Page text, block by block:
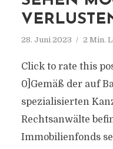
28. Juni 2023 2 Min.
Click to rate this
0]Gemäß der auf
spezialisierten
Rechtsanwälte
Immobilienfonds